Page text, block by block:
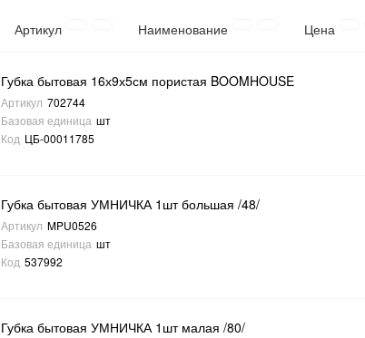
Артикул Наименование Цена
Губка бытовая 16х9х5см пористая BOOMHOUSE
Артикул 702744
Базовая единица шт
Код ЦБ-00011785
Губка бытовая УМНИЧКА 1шт большая /48/
Артикул MPU0526
Базовая единица шт
Код 537992
Губка бытовая УМНИЧКА 1шт малая /80/